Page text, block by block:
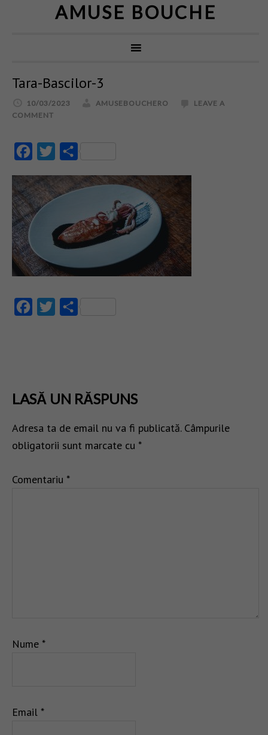
AMUSE BOUCHE
Tara-Bascilor-3
10/03/2023 AMUSEBOUCHERO
LEAVE A
COMMENT
FacebookTwitter
FacebookTwitter
LASĂ UN RĂSPUNS
Adresa ta de email nu va fi publicată. Câmpurile
obligatorii sunt marcate cu *
Comentariu *
Nume *
Email *